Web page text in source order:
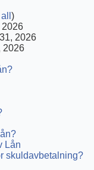
)
2026
2026
2026
Lån
skuldavbetalning?